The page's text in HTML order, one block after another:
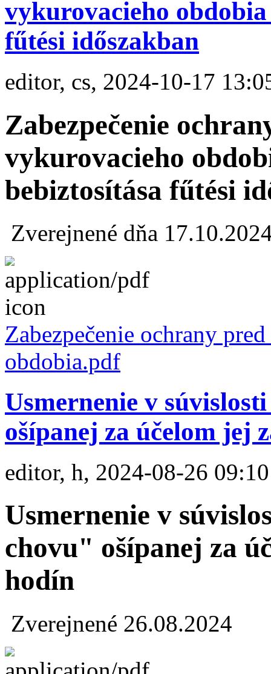
vykurovacieho
fűtési időszakban
editor, cs, 2024-10-17
Zabezpečenie
vykurovacieho
bebiztosítása fűtési
Zverejnené dňa
Zabezpečenie ochrany
obdobia.pdf
Usmernenie v
ošípanej za účelom jej
editor, h, 2024-08-26 09:10
Usmernenie v
chovu" ošípanej za
hodín
Zverejnené 26.08.2024